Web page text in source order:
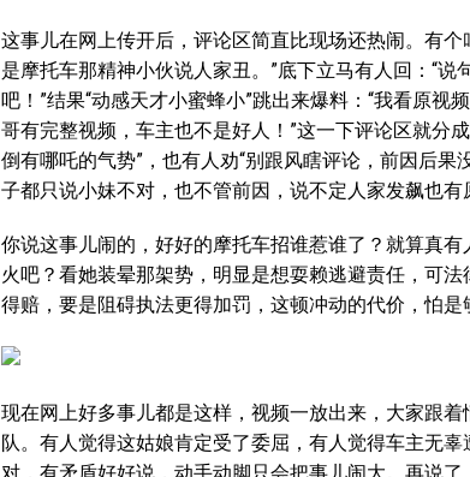
这事儿在网上传开后，评论区简直比现场还热闹。有个
是摩托车那精神小伙说人家丑。”底下立马有人回：“说
吧！”结果“动感天才小蜜蜂小”跳出来爆料：“我看原视
哥有完整视频，车主也不是好人！”这一下评论区就分
倒有哪吒的气势”，也有人劝“别跟风瞎评论，前因后果
子都只说小妹不对，也不管前因，说不定人家发飙也有
你说这事儿闹的，好好的摩托车招谁惹谁了？就算真
火吧？看她装晕那架势，明显是想耍赖逃避责任，可
得赔，要是阻碍执法更得加罚，这顿冲动的代价，怕是
现在网上好多事儿都是这样，视频一放出来，大家跟
队。有人觉得这姑娘肯定受了委屈，有人觉得车主无